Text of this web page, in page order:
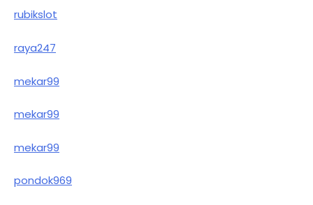
rubikslot
raya247
mekar99
mekar99
mekar99
pondok969